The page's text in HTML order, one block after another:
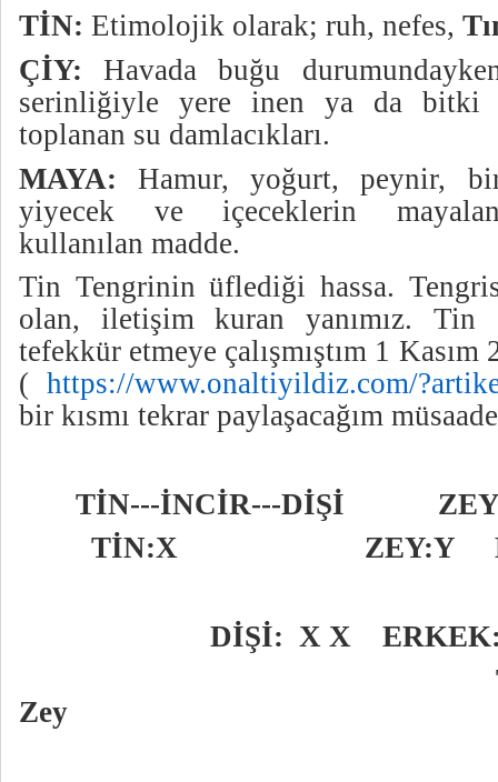
TİN: Etimolojik olarak; ruh, nefes,
ÇİY:Havada buğu
serinliğiyle yere inen ya da bitki
toplanan su damlacıkları.
MAYA:Hamur, yoğurt, peynir,
yiyecek ve içeceklerin
kullanılan madde.
Tin Tengrinin üflediği hassa.
olan, iletişim kuran yanımız. Tin
tefekkür etmeye çalışmıştım 1
( https://www.onaltiyildiz.com/
bir kısmı tekrar paylaşacağım
TİN---İNCİR---DİŞİ
TİN:X
ZEY:Y
DİŞİ: X X
Zey